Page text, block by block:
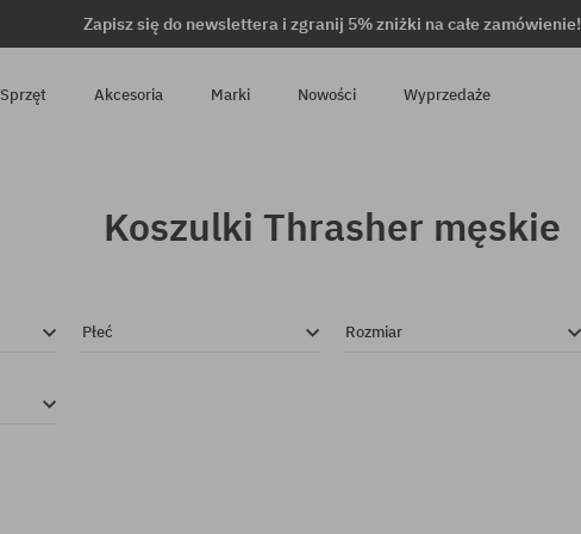
Zapisz się do newslettera i zgranij 5% zniżki na całe zamówienie!
Sprzęt Akcesoria Marki Nowości Wyprzedaże
Koszulki Thrasher męskie
Płeć Rozmiar